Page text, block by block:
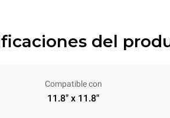
del
Compatible con
11.8" x 11.8"